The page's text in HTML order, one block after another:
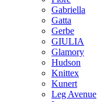
Gabriella
Gatta
Gerbe
GIULIA
Glamory
Hudson
Knittex
Kunert
Leg Avenue